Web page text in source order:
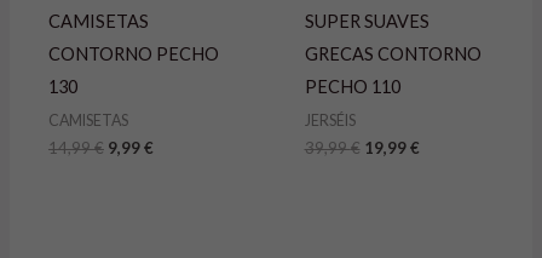
CAMISETAS
CONTORNO PECHO
130
CAMISETAS
14,99€ 9,99€
SUPER SUAVES
GRECAS CONTORNO
PECHO 110
JERSÉIS
39,99€ 19,99€